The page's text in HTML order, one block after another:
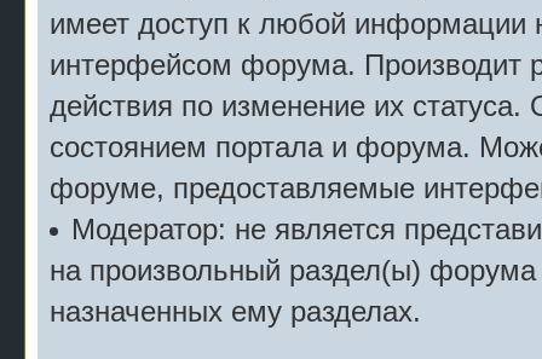
имеет доступ к любой информации
интерфейсом форума. Производит
действия по изменение их
состоянием портала и форума.
форуме, предоставляемые
Модератор: не является
на произвольный раздел(ы) форума
назначенных ему разделах.